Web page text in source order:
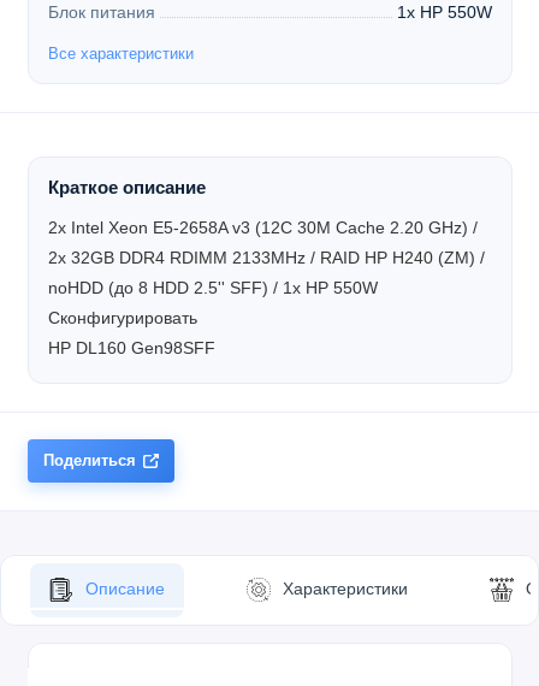
Блок питания
1x HP 550W
Все характеристики
Краткое описание
2x Intel Xeon E5-2658A v3 (12C 30M Cache 2.20 GHz) /
2x 32GB DDR4 RDIMM 2133MHz / RAID HP H240 (ZM) /
noHDD (до 8 HDD 2.5'' SFF) / 1x HP 550W
Сконфигурировать
HP DL160 Gen98SFF
Поделиться
Описание Характеристики